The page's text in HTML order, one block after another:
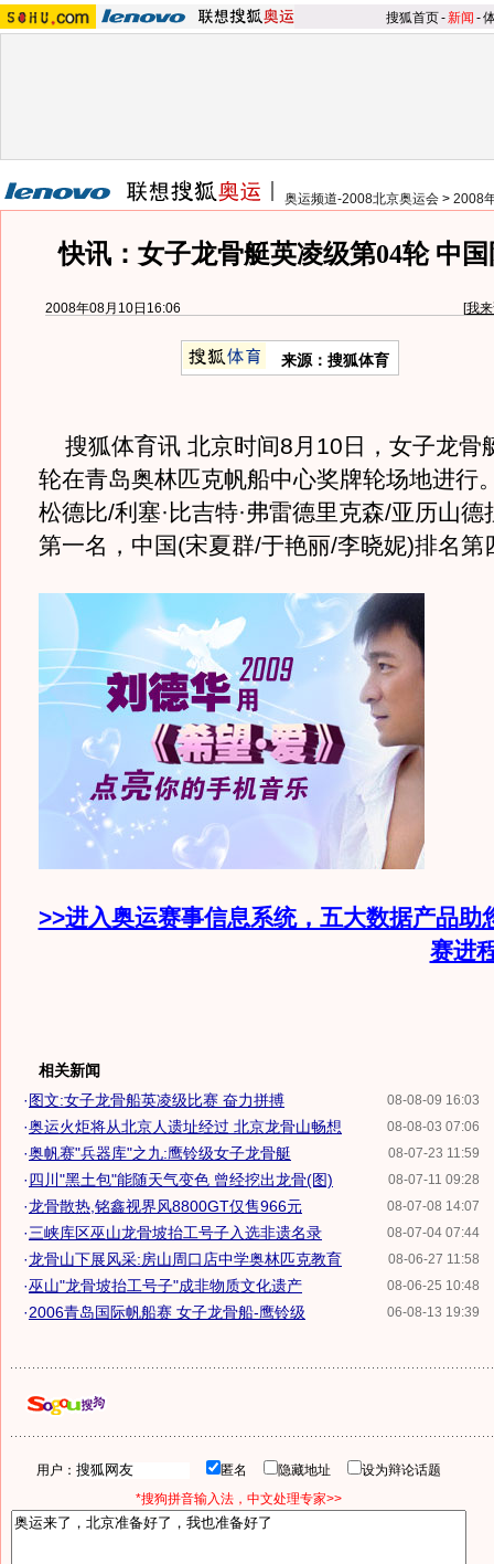
搜狐首页-新闻 -
奥运频道-2008北京奥运会 > 2008
快讯：女子龙骨艇英凌级第04轮 中
2008年08月10日16:06 [我
来源：搜狐体育
搜狐体育讯 北京时间8月10日，女子龙骨
轮在青岛奥林匹克帆船中心奖牌轮场地进行
松德比/利塞·比吉特·弗雷德里克森/亚历山德
第一名，中国(宋夏群/于艳丽/李晓妮)排名第
>>进入奥运赛事信息系统，五大数据产品助
赛进
相关新闻
08-08-09 16:03
·图文:女子龙骨船英凌级比赛 奋力拼搏
08-08-03 07:06
·奥运火炬将从北京人遗址经过 北京龙骨山畅想
08-07-23 11:59
·奥帆赛"兵器库"之九:鹰铃级女子龙骨艇
08-07-11 09:28
·四川"黑土包"能随天气变色 曾经挖出龙骨(图)
08-07-08 14:07
·龙骨散热,铭鑫视界风8800GT仅售966元
08-07-04 07:44
·三峡库区巫山龙骨坡抬工号子入选非遗名录
08-06-27 11:58
·龙骨山下展风采:房山周口店中学奥林匹克教育
08-06-25 10:48
·巫山"龙骨坡抬工号子"成非物质文化遗产
06-08-13 19:39
·2006青岛国际帆船赛 女子龙骨船-鹰铃级
用户： 匿名 隐藏地址
设为辩论话题
*搜狗拼音输入法，中文处理专家>>